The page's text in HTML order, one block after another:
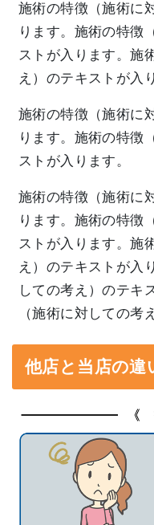
施術の特徴（施術に
ります。施術の特徴
ストが入ります。施
え）のテキストが入
施術の特徴（施術に
ります。施術の特徴
ストが入ります。
施術の特徴（施術に
ります。施術の特徴
ストが入ります。施
え）のテキストが入
しての考え）のテキ
（施術に対しての
他店と当店の違